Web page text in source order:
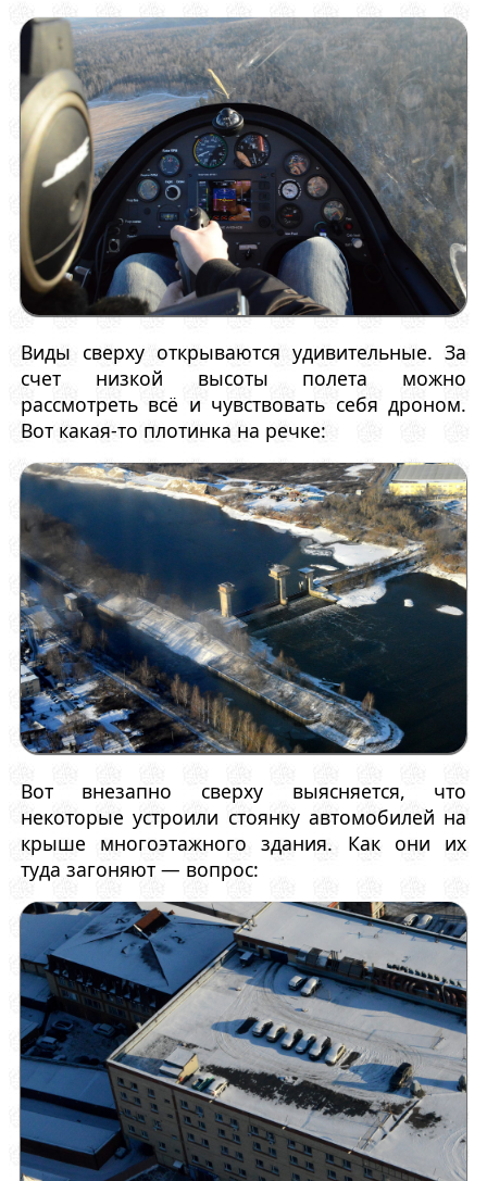
Виды сверху открываются удивительные. За
счет низкой высоты полета можно
рассмотреть всё и чувствовать себя дроном.
Вот какая-то плотинка на речке:
Вот внезапно сверху выясняется, что
некоторые устроили стоянку автомобилей на
крыше многоэтажного здания. Как они их
туда загоняют — вопрос: